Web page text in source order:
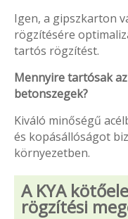
Igen, a gipszkarton
rögzítésére
tartós rögzítést.
Mennyire tartósak
betonszegek?
Kiváló minőségű
és kopásállóságot
környezetben.
A KYA
rögzítési